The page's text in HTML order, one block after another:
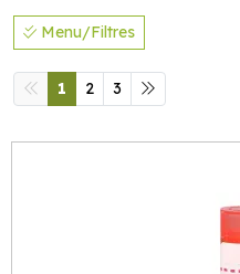
Menu/Filtres
1 2 3